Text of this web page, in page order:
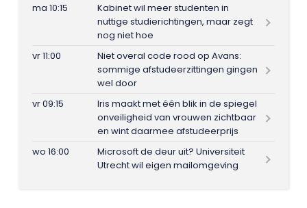
ma 10:15
Kabinet wil meer studenten in
nuttige studierichtingen, maar zegt
nog niet hoe
vr 11:00
Niet overal code rood op Avans:
sommige afstudeerzittingen gingen
wel door
vr 09:15
Iris maakt met één blik in de spiegel
onveiligheid van vrouwen zichtbaar
en wint daarmee afstudeerprijs
wo 16:00
Microsoft de deur uit? Universiteit
Utrecht wil eigen mailomgeving